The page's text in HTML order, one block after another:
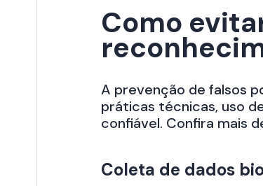
Como
A prevenção de falsos
práticas técnicas, uso
confiável. Confira mais
Coleta de dados